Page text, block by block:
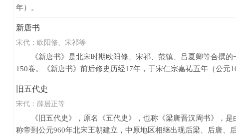
年）。
新唐书
宋代： 欧阳修、宋祁等
《新唐书》是北宋时期欧阳修、宋祁、范镇、吕夏卿等合撰的
150卷。《新唐书》前后修史历经17年，于宋仁宗嘉祐五年（公元
旧五代史
宋代： 薛居正等
《旧五代史》，原名《五代史》，也称《梁唐晋汉周书》，是
称帝到公元960年北宋王朝建立，中原地区相继出现后梁、后唐、